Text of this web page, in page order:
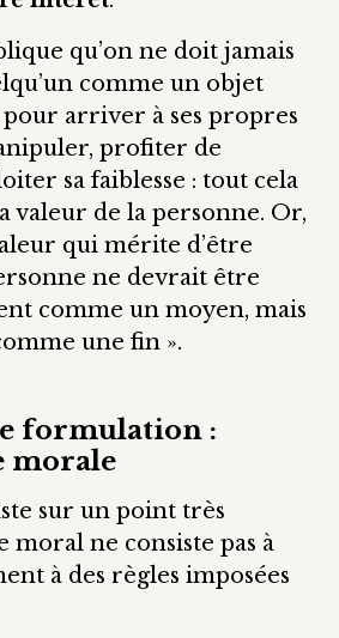
qu’on ne doit jamais
comme un objet
arriver à ses propres
profiter de
sa faiblesse : tout cela
valeur de la personne. Or,
qui mérite d’être
ne devrait être
comme un moyen, mais
une fin ».
formulation :
morale
sur un point très
ne consiste pas à
à des règles imposées